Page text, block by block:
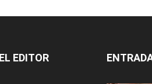
EDITOR